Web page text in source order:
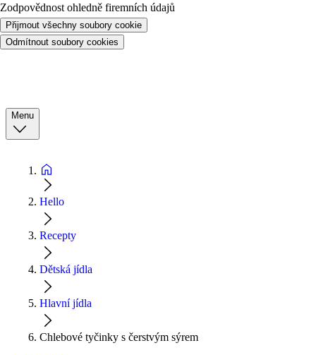
Zodpovědnost ohledně firemních údajů
Přijmout všechny soubory cookie
Odmítnout soubory cookies
Menu
Hello
Recepty
Dětská jídla
Hlavní jídla
Chlebové tyčinky s čerstvým sýrem